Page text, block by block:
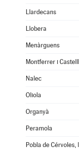
Llardecans
Llobera
Menàrguens
Montferrer i
Nalec
Oliola
Organyà
Peramola
Pobla de Cérvoles,